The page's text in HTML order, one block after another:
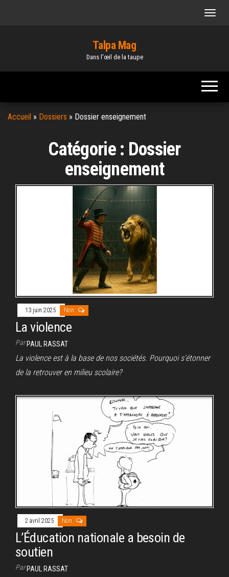
Talpa Mag
Dans l'œil de la taupe
Accueil » Dossiers » Dossier enseignement
Catégorie : Dossier
enseignement
13 juin 2025 Non
La violence
ParPAUL RASSAT
La violence est à la base de nos sociétés. Pourquoi s’étonner
de la retrouver en milieu scolaire?
2 avril 2025 Non
L’Éducation nationale a besoin de
soutien
ParPAUL RASSAT